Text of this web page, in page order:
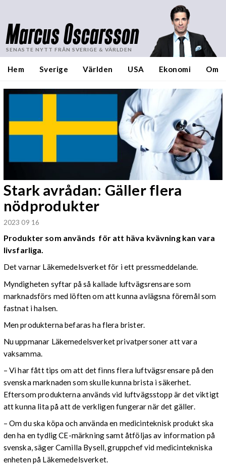
Marcus Oscarsson
SENASTE NYTT FRÅN SVERIGE & VÄRLDEN
Hem Sverige Världen USA Ekonomi Om
Stark avrådan: Gäller flera
nödprodukter
2023 09 16
Produkter som används för att häva kvävning kan vara
livsfarliga.
Det varnar Läkemedelsverket för i ett pressmeddelande.
Myndigheten syftar på så kallade luftvägsrensare som
marknadsförs med löften om att kunna avlägsna föremål som
fastnat i halsen.
Men produkterna befaras ha flera brister.
Nu uppmanar Läkemedelsverket privatpersoner att vara
vaksamma.
– Vi har fått tips om att det finns flera luftvägsrensare på den
svenska marknaden som skulle kunna brista i säkerhet.
Eftersom produkterna används vid luftvägsstopp är det viktigt
att kunna lita på att de verkligen fungerar när det gäller.
– Om du ska köpa och använda en medicinteknisk produkt ska
den ha en tydlig CE-märkning samt åtföljas av information på
svenska, säger Camilla Bysell, gruppchef vid medicintekniska
enheten på Läkemedelsverket.